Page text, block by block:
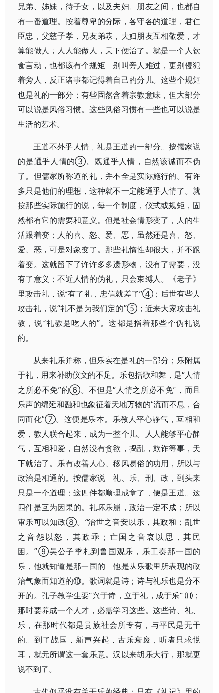
兄弟、姊妹，待子女，以及夫妇、朋友之间，也都自
有一番道理。按着尊卑的分际，各守各的道理，君仁
臣忠，父慈子孝，兄友弟恭，夫妇朋友互相敬爱，才
算能做人；人人能做人，天下便治了。就是一个人饮
食言动，也都该有个规矩，别叫旁人难过，更别侵犯
着旁人，反正诸事都记得着自己的分儿。这些个规矩
也是礼的一部分；有些固然含着宗教意味，但大部分
可以说是风俗习惯。这些风俗习惯有一些也可以说是
生活的艺术。
王道不外乎人情，礼是王道的一部分。按儒家说
的是通乎人情的③。既通乎人情，自然该诚而不伪
了。但儒家所称道的礼，并不全是实际施行的。有许
多只是他们的理想，这种就不一定能通乎人情了。就
按那些实际施行的说，每一个制度，仪式或规矩，固
然都有它的需要和意义。但是社会情形变了，人的生
活跟着变；人的喜、怒、爱、恶，虽然还是喜、怒、
爱、恶，可是对象变了。那些礼惰性却很大，并不跟
着变。这就留下了许许多多遗形物，没有了需要，没
有了意义；不近人情的伪礼，只会束缚人。《老子》
里攻击礼，说“有了礼，忠信就差了”④；后世有些人
攻击礼，说“礼不是为我们定的”⑤；近来大家攻击礼
教，说“礼教是吃人的”。这都是指着那些个伪礼说
的。
从来礼乐并称，但乐实在是礼的一部分；乐附属
于礼，用来补助仪文的不足。乐包括歌和舞，是“人情
之所必不免”的⑥。不但是“人情之所必不免”，而且
乐声的绵延和融和也象征着天地万物的“流而不息，合
同而化”⑦。这便是乐本。乐教人平心静气，互相和
爱，教人联合起来，成为一整个儿。人人能够平心静
气，互相和爱，自然没有贪欲，捣乱，欺诈等事，天
下就治了。乐有改善人心、移风易俗的功用，所以与
政治是相通的。按儒家说，礼、乐、刑、政，到头来
只是一个道理；这四件都顺理成章了，便是王道。这
四件是互为因果的。礼坏乐崩，政治一定不成；所以
审乐可以知政⑧。“治世之音安以乐，其政和；乱世
之音怨以怒，其政乖；亡国之音哀以思，其民
困。”⑨吴公子季札到鲁国观乐，乐工奏那一国的
乐，他就知道是那一国的；他是从乐歌里所表现的政
治气象而知道的⑩。歌词就是诗；诗与礼乐也是分不
开的。孔子教学生要“兴于诗，立于礼，成于乐” ⑾；
那时要养成一个人才，必需学习这些。这些诗、礼、
乐，在那时代都是贵族社会所专有，与平民是无干
的。到了战国，新声兴起，古乐衰废，听者只求悦
耳，就无所谓这一套乐意。汉以来胡乐大行，那就更
说不到了。